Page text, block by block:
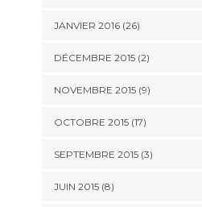
JANVIER 2016 (26)
DÉCEMBRE 2015 (2)
NOVEMBRE 2015 (9)
OCTOBRE 2015 (17)
SEPTEMBRE 2015 (3)
JUIN 2015 (8)